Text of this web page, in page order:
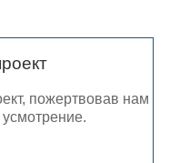
пожертвовав нам